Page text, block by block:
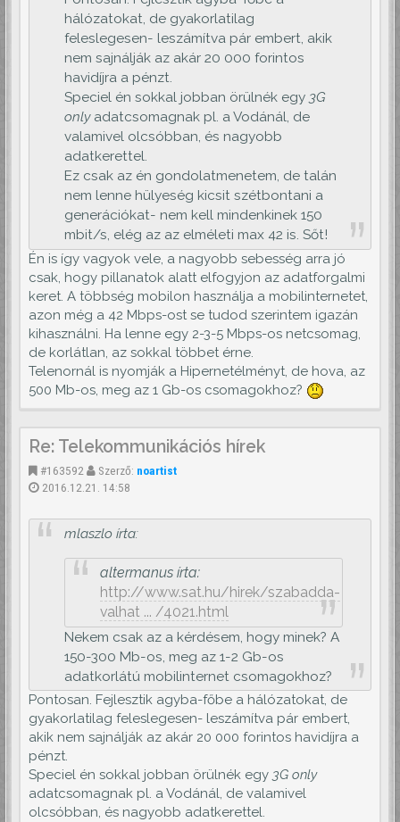
hálózatokat, de gyakorlatilag
feleslegesen- leszámítva pár embert, akik
nem sajnálják az akár 20 000 forintos
havidíjra a pénzt.
Speciel én sokkal jobban örülnék egy 3G
only adatcsomagnak pl. a Vodánál, de
valamivel olcsóbban, és nagyobb
adatkerettel.
Ez csak az én gondolatmenetem, de talán
nem lenne hülyeség kicsit szétbontani a
generációkat- nem kell mindenkinek 150
mbit/s, elég az az elméleti max 42 is. Sőt!
Én is így vagyok vele, a nagyobb sebesség arra jó
csak, hogy pillanatok alatt elfogyjon az adatforgalmi
keret. A többség mobilon használja a mobilinternetet,
azon még a 42 Mbps-ost se tudod szerintem igazán
kihasználni. Ha lenne egy 2-3-5 Mbps-os netcsomag,
de korlátlan, az sokkal többet érne.
Telenornál is nyomják a Hipernetélményt, de hova, az
500 Mb-os, meg az 1 Gb-os csomagokhoz?
Re: Telekommunikációs hírek
#163592 Szerző: noartist
2016.12.21. 14:58
mlaszlo írta:
altermanus írta:
http://www.sat.hu/hirek/szabadda-
valhat ... /4021.html
Nekem csak az a kérdésem, hogy minek? A
150-300 Mb-os, meg az 1-2 Gb-os
adatkorlátú mobilinternet csomagokhoz?
Pontosan. Fejlesztik agyba-főbe a hálózatokat, de
gyakorlatilag feleslegesen- leszámítva pár embert,
akik nem sajnálják az akár 20 000 forintos havidíjra a
pénzt.
Speciel én sokkal jobban örülnék egy 3G only
adatcsomagnak pl. a Vodánál, de valamivel
olcsóbban, és nagyobb adatkerettel.